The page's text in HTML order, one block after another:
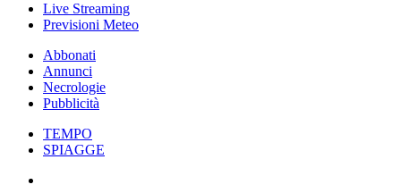
Live Streaming
Previsioni Meteo
Abbonati
Annunci
Necrologie
Pubblicità
TEMPO
SPIAGGE